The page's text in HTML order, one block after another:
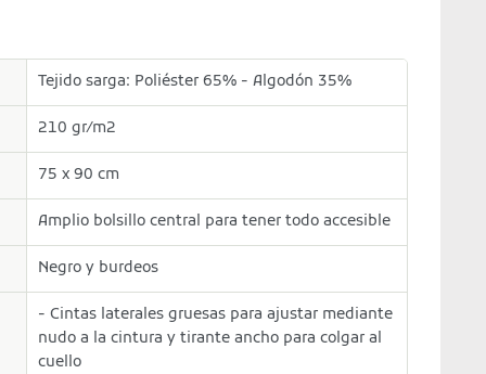
Tejido sarga: Poliéster 65% - Algodón 35%
210 gr/m2
75 x 90 cm
Amplio bolsillo central para tener todo accesible
Negro y burdeos
- Cintas laterales gruesas para ajustar mediante
nudo a la cintura y tirante ancho para colgar al
cuello